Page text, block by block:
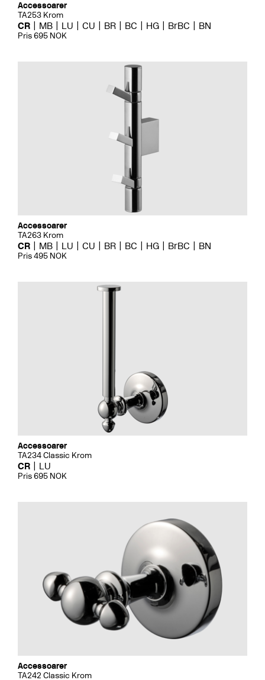
Accessoarer
TA253 Krom
CR MB LU CU BR BC HG BrBC BN
Pris 695 NOK
Accessoarer
TA263 Krom
CR MB LU CU BR BC HG BrBC BN
Pris 495 NOK
Accessoarer
TA234 Classic Krom
CR LU
Pris 695 NOK
Accessoarer
TA242 Classic Krom